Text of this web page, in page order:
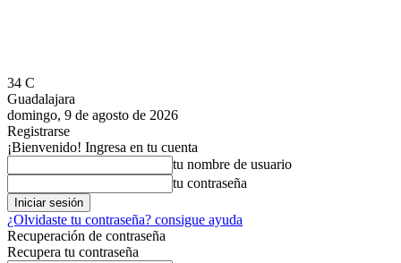
34 C
Guadalajara
domingo, 9 de agosto de 2026
Registrarse
¡Bienvenido! Ingresa en tu cuenta
tu nombre de usuario
tu contraseña
¿Olvidaste tu contraseña? consigue ayuda
Recuperación de contraseña
Recupera tu contraseña